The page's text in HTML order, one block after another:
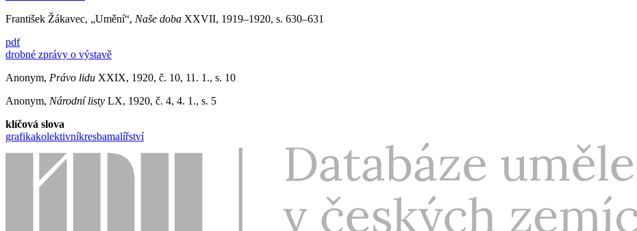
František Žákavec, „Umění“, Naše doba XXVII, 1919–1920, s. 630–631
pdf
drobné zprávy o výstavě
Anonym, Právo lidu XXIX, 1920, č. 10, 11. 1., s. 10
Anonym, Národní listy LX, 1920, č. 4, 4. 1., s. 5
klíčová slova
grafikakolektivníkresbamalířství